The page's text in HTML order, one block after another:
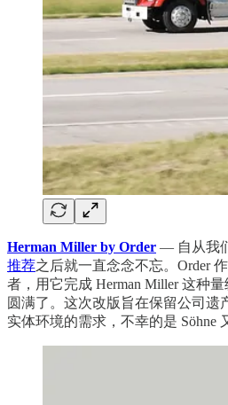
Herman Miller by Order — 自从我
推荐之后就一直念念不忘。Order
者，用它完成 Herman Miller 这种
圆满了。这次改版旨在保留公司遗
实体环境的需求，不幸的是 Söhne